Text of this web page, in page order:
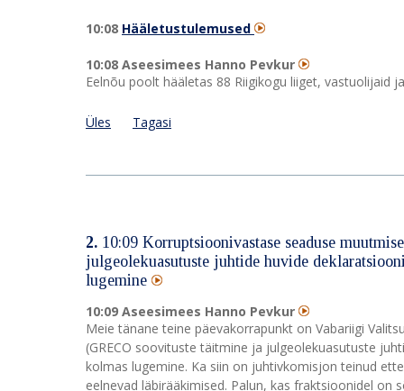
10:08 Hääletustulemused
10:08 Aseesimees Hanno Pevkur
Eelnõu poolt hääletas 88 Riigikogu liiget, vastuolijaid
Üles Tagasi
2. 10:09 Korruptsioonivastase seaduse
julgeolekuasutuste juhtide huvide
lugemine
10:09 Aseesimees Hanno Pevkur
Meie tänane teine päevakorrapunkt on Vabariigi
(GRECO soovituste täitmine ja julgeolekuasutuste
kolmas lugemine. Ka siin on juhtivkomisjon teinud
eelnevad läbirääkimised. Palun, kas fraktsioonidel on